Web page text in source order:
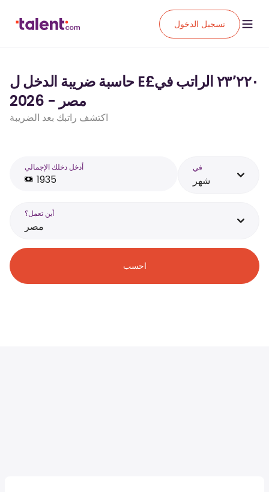
تسجيل الدخول
حاسبة ضريبة الدخل ل E£‏٢٣٬٢٢٠ الراتب في
مصر - 2026
اكتشف راتبك بعد الضريبة
أَدخل دخلك الإجمالي في
شهر
أين تعمل؟
مصر
احسب